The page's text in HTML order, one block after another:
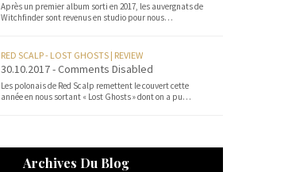
Après un premier album sorti en 2017, les auvergnats de
Witchfinder sont revenus en studio pour nous…
RED SCALP - LOST GHOSTS | REVIEW
30.10.2017 - Comments Disabled
Les polonais de Red Scalp remettent le couvert cette
année en nous sortant « Lost Ghosts » dont on a pu…
Archives Du Blog